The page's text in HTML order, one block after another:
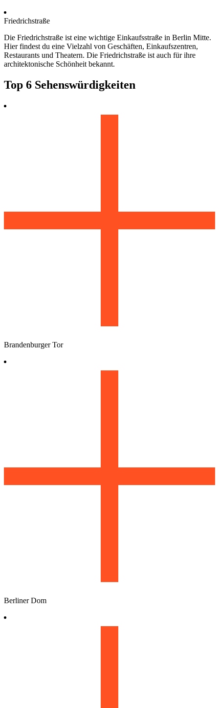
Friedrichstraße
Die Friedrichstraße ist eine wichtige Einkaufsstraße in Berlin Mitte.
Hier findest du eine Vielzahl von Geschäften, Einkaufszentren,
Restaurants und Theatern. Die Friedrichstraße ist auch für ihre
architektonische Schönheit bekannt.
Top 6 Sehenswürdigkeiten
Brandenburger Tor
Berliner Dom